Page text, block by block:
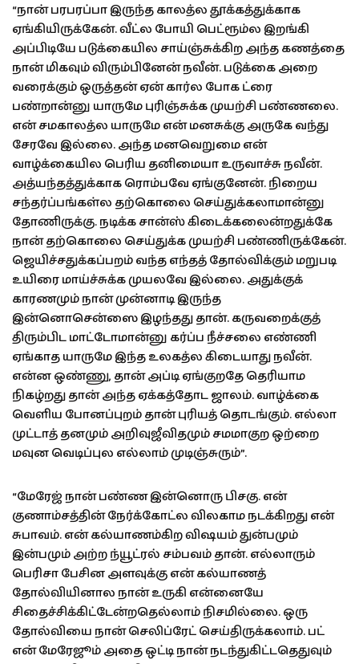
“நான் பரபரப்பா இருந்த காலத்ல தூக்கத்துக்காக
ஏங்கியிருக்கேன். வீட்ல போயி பெட்ரூம்ல இறங்கி
அப்பிடியே படுக்கையில சாய்ஞ்சுக்கிற அந்த கணத்தை
நான் மிகவும் விரும்பினேன் நவீன். படுக்கை அறை
வரைக்கும் ஒருத்தன் ஏன் கார்ல போக ட்ரை
பண்றான்னு யாருமே புரிஞ்சுக்க முயற்சி பண்ணலை.
என் சமகாலத்ல யாருமே என் மனசுக்கு அருகே வந்து
சேரவே இல்லை. அந்த மனவெறுமை என்
வாழ்க்கையில பெரிய தனிமையா உருவாச்சு நவீன்.
அத்யந்தத்துக்காக ரொம்பவே ஏங்குனேன். நிறைய
சந்தர்ப்பங்கள்ல தற்கொலை செய்துக்கலாமான்னு
தோணிருக்கு. நடிக்க சான்ஸ் கிடைக்கலைன்றதுக்கே
நான் தற்கொலை செய்துக்க முயற்சி பண்ணிருக்கேன்.
ஜெயிச்சதுக்கப்பறம் வந்த எந்தத் தோல்விக்கும் மறுபடி
உயிரை மாய்ச்சுக்க முயலவே இல்லை. அதுக்குக்
காரணமும் நான் முன்னாடி இருந்த
இன்னொசென்ஸை இழந்தது தான். கருவறைக்குத்
திரும்பிட மாட்டோமான்னு கர்ப்ப நீச்சலை எண்ணி
ஏங்காத யாருமே இந்த உலகத்ல கிடையாது நவீன்.
என்ன ஒண்ணு, தான் அப்டி ஏங்குறதே தெரியாம
நிகழ்றது தான் அந்த ஏக்கத்தோட ஜாலம். வாழ்க்கை
வெளிய போனப்புறம் தான் புரியத் தொடங்கும். எல்லா
முட்டாத் தனமும் அறிவுஜீவிதமும் சமமாகுற ஒற்றை
மவுன வெடிப்புல எல்லாம் முடிஞ்சுரும்”.
“மேரேஜ் நான் பண்ண இன்னொரு பிசகு. என்
குணாம்சத்தின் நேர்க்கோட்ல விலகாம நடக்கிறது என்
சுபாவம். என் கல்யாணம்கிற விஷயம் துன்பமும்
இன்பமும் அற்ற ந்யூட்ரல் சம்பவம் தான். எல்லாரும்
பெரிசா பேசின அளவுக்கு என் கல்யாணத்
தோல்வியினால நான் உருகி என்னையே
சிதைச்சிக்கிட்டேன்றதெல்லாம் நிசமில்லை. ஒரு
தோல்வியை நான் செலிப்ரேட் செய்திருக்கலாம். பட்
என் மேரேஜூம் அதை ஒட்டி நான் நடந்துகிட்டதெதுவும்